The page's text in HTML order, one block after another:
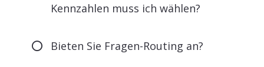
Kennzahlen muss ich wählen?
Bieten Sie Fragen-Routing an?